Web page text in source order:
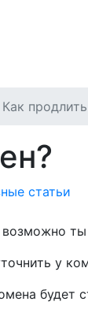
Как
статьи
у
будет